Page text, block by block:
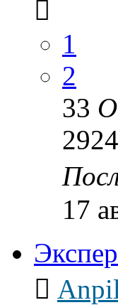
1
2
33
17